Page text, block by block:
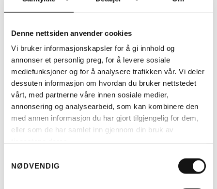
Denne nettsiden anvender cookies
Vi bruker informasjonskapsler for å gi innhold og
annonser et personlig preg, for å levere sosiale
mediefunksjoner og for å analysere trafikken vår. Vi deler
dessuten informasjon om hvordan du bruker nettstedet
vårt, med partnerne våre innen sosiale medier,
annonsering og analysearbeid, som kan kombinere den
med annen informasjon du har gjort tilgjengelig for dem,
eller som de har samlet inn gjennom din bruk av
NØDVENDIG
RIESE & MÜLLER
42 LITER (H)
KR3.250